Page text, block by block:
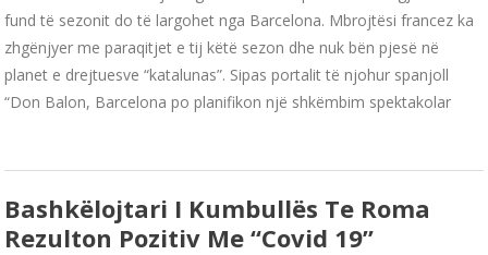
fund të sezonit do të largohet nga Barcelona. Mbrojtësi francez ka
zhgënjyer me paraqitjet e tij këtë sezon dhe nuk bën pjesë në
planet e drejtuesve “katalunas”. Sipas portalit të njohur spanjoll
“Don Balon, Barcelona po planifikon një shkëmbim spektakolar
Bashkëlojtari I Kumbullës Te Roma
Rezulton Pozitiv Me “Covid 19”